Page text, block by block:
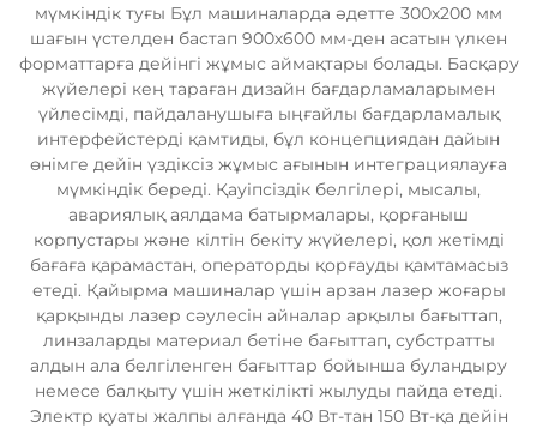
мүмкiндiк туғы Бұл машиналарда әдетте 300х200 мм
шағын үстелден бастап 900х600 мм-ден асатын үлкен
форматтарға дейінгі жұмыс аймақтары болады. Басқару
жүйелері кең тараған дизайн бағдарламаларымен
үйлесімді, пайдаланушыға ыңғайлы бағдарламалық
интерфейстерді қамтиды, бұл концепциядан дайын
өнімге дейін үздіксіз жұмыс ағынын интеграциялауға
мүмкіндік береді. Қауіпсіздік белгілері, мысалы,
авариялық аялдама батырмалары, қорғаныш
корпустары және кілтін бекіту жүйелері, қол жетімді
бағаға қарамастан, операторды қорғауды қамтамасыз
етеді. Қайырма машиналар үшін арзан лазер жоғары
қарқынды лазер сәулесін айналар арқылы бағыттап,
линзаларды материал бетіне бағыттап, субстратты
алдын ала белгіленген бағыттар бойынша буландыру
немесе балқыту үшін жеткілікті жылуды пайда етеді.
Электр қуаты жалпы алғанда 40 Вт-тан 150 Вт-қа дейін